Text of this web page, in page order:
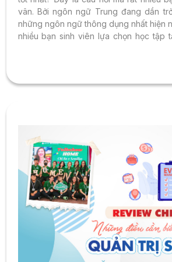
vân. Bởi ngôn ngữ Trung đang dần
những ngôn ngữ thông dụng nhất hiện
nhiều bạn sinh viên lựa chọn học tập
thời có mức lương vô cùng hấp dẫn.
đây, Đại học Hoa Sen sẽ gợi ý cho bạn
đào...